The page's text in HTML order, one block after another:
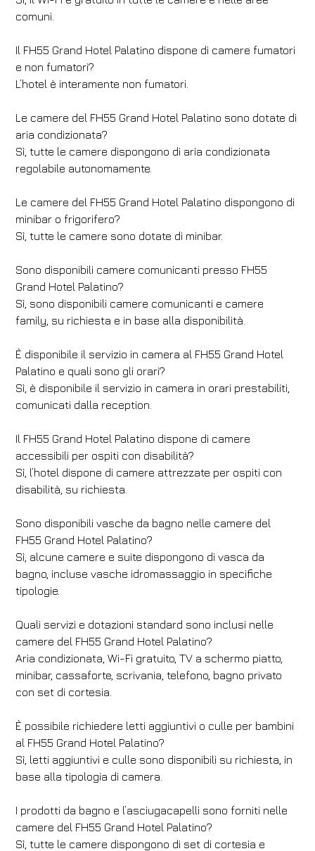
comuni.
Il FH55 Grand Hotel Palatino dispone di camere fumatori
e non fumatori?
L’hotel è interamente non fumatori.
Le camere del FH55 Grand Hotel Palatino sono dotate di
aria condizionata?
Sì, tutte le camere dispongono di aria condizionata
regolabile autonomamente.
Le camere del FH55 Grand Hotel Palatino dispongono di
minibar o frigorifero?
Sì, tutte le camere sono dotate di minibar.
Sono disponibili camere comunicanti presso FH55
Grand Hotel Palatino?
Sì, sono disponibili camere comunicanti e camere
family, su richiesta e in base alla disponibilità.
È disponibile il servizio in camera al FH55 Grand Hotel
Palatino e quali sono gli orari?
Sì, è disponibile il servizio in camera in orari prestabiliti,
comunicati dalla reception.
Il FH55 Grand Hotel Palatino dispone di camere
accessibili per ospiti con disabilità?
Sì, l’hotel dispone di camere attrezzate per ospiti con
disabilità, su richiesta.
Sono disponibili vasche da bagno nelle camere del
FH55 Grand Hotel Palatino?
Sì, alcune camere e suite dispongono di vasca da
bagno, incluse vasche idromassaggio in specifiche
tipologie.
Quali servizi e dotazioni standard sono inclusi nelle
camere del FH55 Grand Hotel Palatino?
Aria condizionata, Wi-Fi gratuito, TV a schermo piatto,
minibar, cassaforte, scrivania, telefono, bagno privato
con set di cortesia.
È possibile richiedere letti aggiuntivi o culle per bambini
al FH55 Grand Hotel Palatino?
Sì, letti aggiuntivi e culle sono disponibili su richiesta, in
base alla tipologia di camera.
I prodotti da bagno e l’asciugacapelli sono forniti nelle
camere del FH55 Grand Hotel Palatino?
Sì, tutte le camere dispongono di set di cortesia e